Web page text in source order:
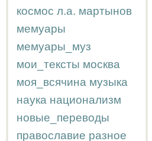
космос л.а. мартынов
мемуары
мемуары_муз
мои_тексты москва
моя_всячина музыка
наука национализм
новые_переводы
православие разное